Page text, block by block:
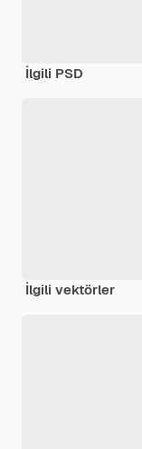
İlgili PSD
İlgili vektörler